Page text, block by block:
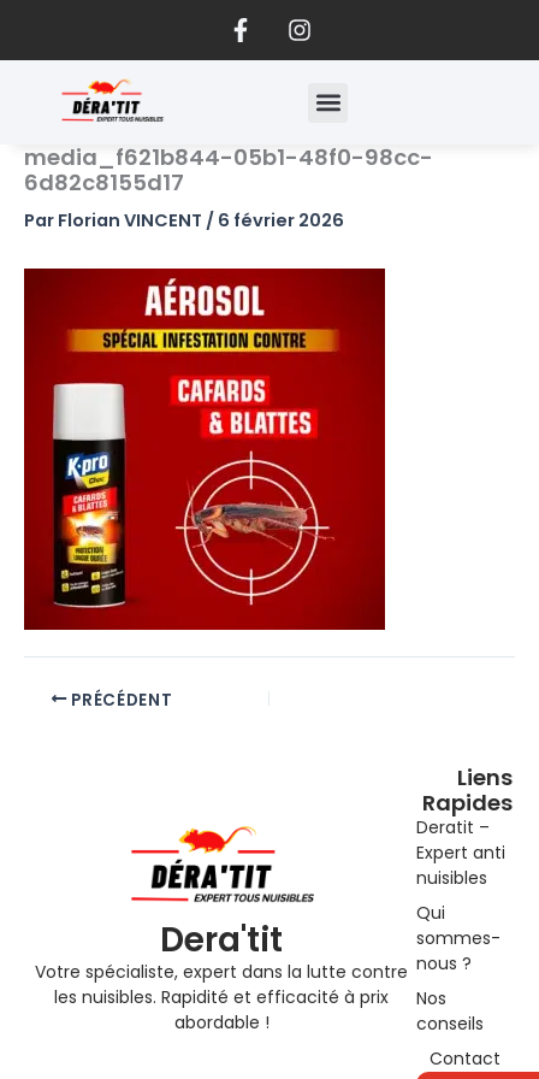
F
a
c
o
-
f
I
n
s
r
m
media_f621b844-05b1-48f0-98cc-
6d82c8155d17
Par Florian VINCENT / 6 février 2026
PRÉCÉDENT
Dera'tit
Votre spécialiste, expert dans la lutte contre
les nuisibles. Rapidité et efficacité à prix
abordable !
Liens
Rapides
Deratit –
Expert anti
nuisibles
Qui
sommes-
nous ?
Nos
conseils
Contact